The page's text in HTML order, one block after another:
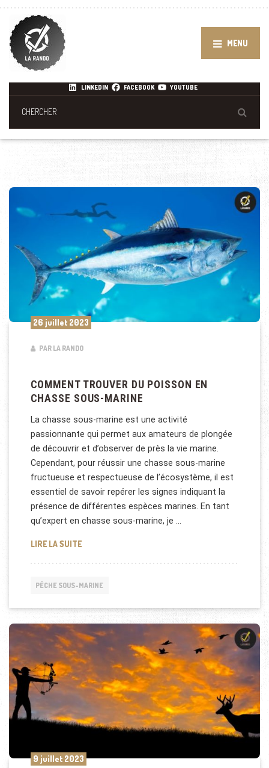
MENU
LINKEDIN FACEBOOK YOUTUBE
26 juillet 2023
PAR LA RANDO
COMMENT TROUVER DU POISSON EN
CHASSE SOUS-MARINE
La chasse sous-marine est une activité
passionnante qui permet aux amateurs de plongée
de découvrir et d’observer de près la vie marine.
Cependant, pour réussir une chasse sous-marine
fructueuse et respectueuse de l’écosystème, il est
essentiel de savoir repérer les signes indiquant la
présence de différentes espèces marines. En tant
qu’expert en chasse sous-marine, je …
LIRE LA SUITECOMMENT TROUVER DU POISSON EN CHASSE
PÊCHE SOUS-MARINE
9 juillet 2023